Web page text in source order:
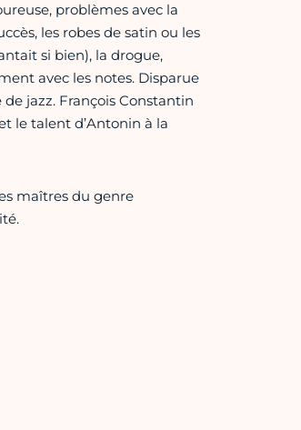
problèmes avec la
les robes de satin ou les
si bien), la drogue,
avec les notes. Disparue
jazz. François Constantin
le talent d’Antonin à la
maîtres du genre